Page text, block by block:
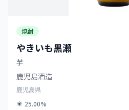
焼酎
やきいも黒瀬
芋
鹿児島酒造
鹿児島県
25.00%